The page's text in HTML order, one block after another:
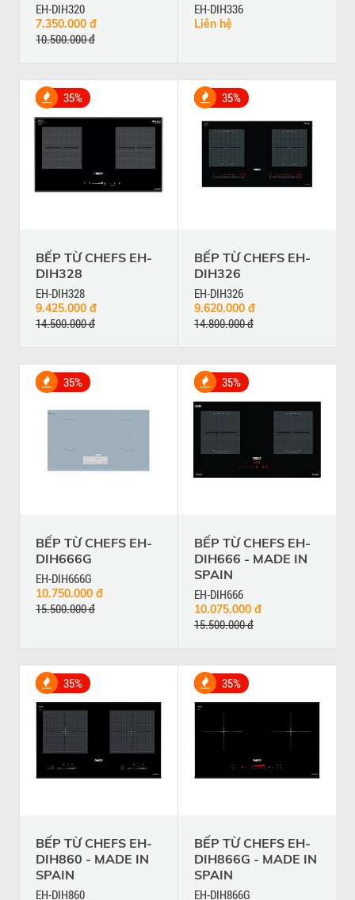
EH-DIH320
7.350.000 đ
10.500.000 đ
EH-DIH336
Liên hệ
35%
BẾP TỪ CHEFS EH-
DIH328
EH-DIH328
9.425.000 đ
14.500.000 đ
35%
BẾP TỪ CHEFS EH-
DIH326
EH-DIH326
9.620.000 đ
14.800.000 đ
35%
BẾP TỪ CHEFS EH-
DIH666G
EH-DIH666G
10.750.000 đ
15.500.000 đ
35%
BẾP TỪ CHEFS EH-
DIH666 - MADE IN
SPAIN
EH-DIH666
10.075.000 đ
15.500.000 đ
35%
BẾP TỪ CHEFS EH-
DIH860 - MADE IN
SPAIN
EH-DIH860
35%
BẾP TỪ CHEFS EH-
DIH866G - MADE IN
SPAIN
EH-DIH866G